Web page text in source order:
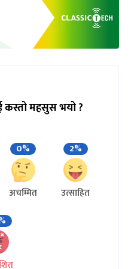
कस्तो महसुस भयो ?
0%
अचम्मित
2%
उत्साहित